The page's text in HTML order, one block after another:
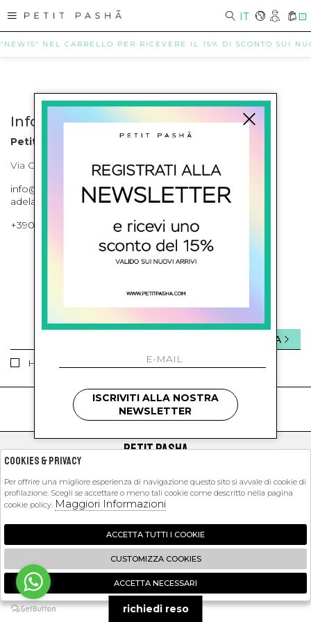
IT 0
NEL CARRELLO PER RICEVERE IL 15% DI SCONTO SUI
Info contatti
Petit Pasha
Via Cilea, 255 Napoli Corso Umberto I 301 Napoli
info@petitpasha.com, petitpasha@hotmail.it,
adelaide.petitpasha@hotmail.com
+39081643421 , +390812351280
ISCRIVITI ALLA NEWSLETTER
Ho letto ed accettato le condizioni sulla privacy.
INVIA
kids
PETIT PASHA
EXTRA
2026 Petit Pasha - P.iva : 09423341214 Powered by
Zucchetti
🍪
ISCRIVITI ALLA NOSTRA
NEWSLETTER
richiedi reso
Cookies & Privacy
Per offrire una migliore esperienza di navigazione questo sito si avvale di cookie di
profilazione. Scegli se accettare o meno tali cookie come descritto nella pagina
cookie policy. Maggiori Informazioni
ACCETTA TUTTI I COOKIE
CUSTOMIZZA COOKIES
ACCETTA NECESSARI